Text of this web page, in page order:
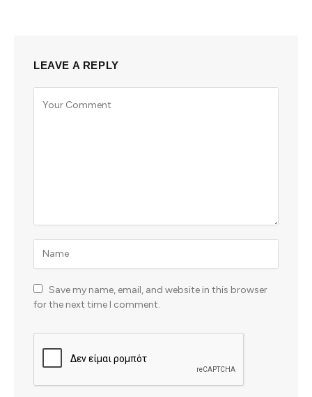
LEAVE A REPLY
Save my name, email, and website in this browser
for the next time I comment.